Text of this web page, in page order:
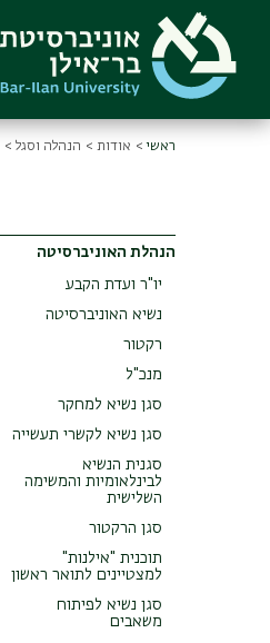
main
content
Main
הנהלת האוניברסיטה
יו"ר ועדת הקבע
נשיא האוניברסיטה
רקטור
מנכ"ל
סגן נשיא למחקר
סגן נשיא לקשרי תעשייה
סגנית הנשיא
לבינלאומיות והמשימה
השלישית
סגן הרקטור
תוכנית "אילנות"
למצטיינים לתואר ראשון
סגן נשיא לפיתוח
משאבים
ראשי אודות הנהלה וסגל